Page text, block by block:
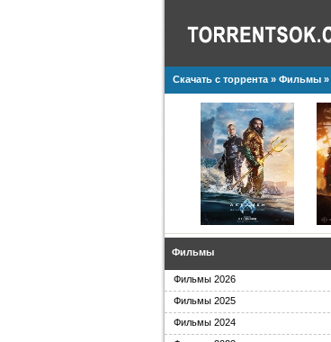
Скачать с торрента» Фильмы»
Фильмы
Фильмы 2026
Фильмы 2025
Фильмы 2024